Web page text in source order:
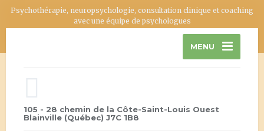
Psychothérapie, neuropsychologie, consultation clinique et coaching
avec une équipe de psychologues
MENU
105 - 28 chemin de la Côte-Saint-Louis Ouest
Blainville (Québec) J7C 1B8